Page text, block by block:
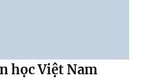
học Việt Nam